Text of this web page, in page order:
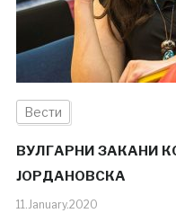
Вести
ВУЛГАРНИ ЗАКАНИ
ЈОРДАНОВСКА
11.January.2020